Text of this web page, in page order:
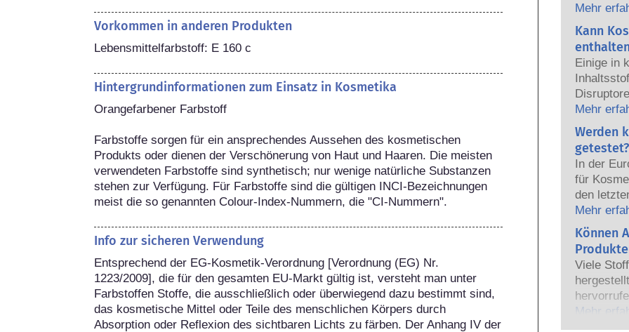
Vorkommen in anderen Produkten
Lebensmittelfarbstoff: E 160 c
Hintergrundinformationen zum Einsatz in Kosmetika
Orangefarbener Farbstoff
Farbstoffe sorgen für ein ansprechendes Aussehen des kosmetischen
Produkts oder dienen der Verschönerung von Haut und Haaren. Die meisten
verwendeten Farbstoffe sind synthetisch; nur wenige natürliche Substanzen
stehen zur Verfügung. Für Farbstoffe sind die gültigen INCI-Bezeichnungen
meist die so genannten Colour-Index-Nummern, die "CI-Nummern".
Info zur sicheren Verwendung
Entsprechend der EG-Kosmetik-Verordnung [Verordnung (EG) Nr.
1223/2009], die für den gesamten EU-Markt gültig ist, versteht man unter
Farbstoffen Stoffe, die ausschließlich oder überwiegend dazu bestimmt sind,
das kosmetische Mittel oder Teile des menschlichen Körpers durch
Absorption oder Reflexion des sichtbaren Lichts zu färben. Der Anhang IV der
sicher für
Die
Mehr
Kann
Einige in
haben,
Hormone
das
heißt das
auch
sehr
zumeist
jemals
Produkte
Experten,
Mehr
Werden
In der
für
den
dem
von
Mehr
Können
Viele
wenn das
Mehr